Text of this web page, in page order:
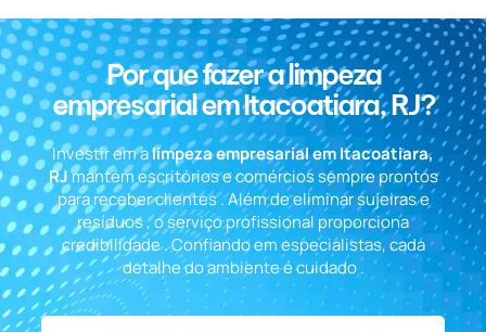
Por que fazer a limpeza
empresarial em Itacoatiara, RJ?
Investir em alimpeza empresarial em Itacoatiara,
RJmantém escritórios e comércios sempre prontos
para receber clientes . Além de eliminar sujeiras e
resíduos , o serviço profissional proporciona
credibilidade . Confiando em especialistas, cada
detalhe do ambiente é cuidado .